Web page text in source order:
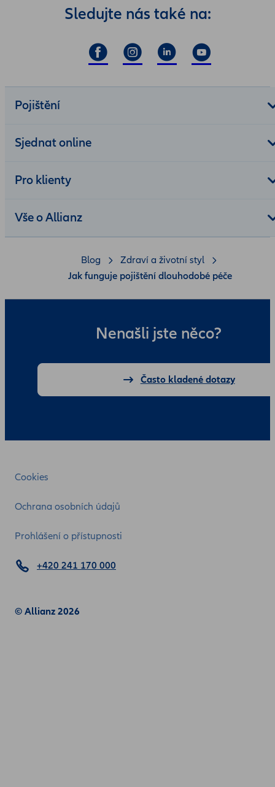
Sledujte nás také na:
Pojištění
Sjednat online
Pro klienty
Vše o Allianz
Nenašli jste něco?
Často kladené dotazy
Cookies
Ochrana osobních údajů
Prohlášení o přístupnosti
© Allianz 2026
+420 241 170 000
Blog
Zdraví a životní styl
Jak funguje pojištění dlouhodobé péče